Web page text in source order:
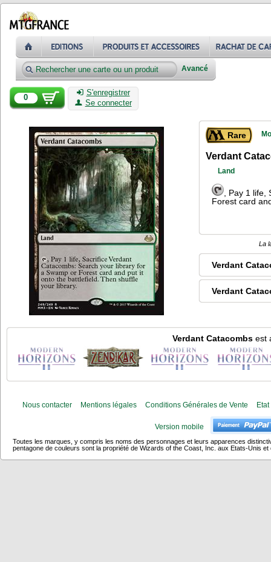
Avancé
0
S'enregistrer
Se connecter
Rare
Verdant
Land
, Pay 1
Forest card
La
Verdant
Verdant
Verdant Catacombsest
Nous contacter Mentions légales Conditions Générales de Vente
Version mobile
Toutes les marques, y compris les noms des personnages et leurs apparences
pentagone de couleurs sont la propriété de Wizards of the Coast, Inc. aux Etats-Unis